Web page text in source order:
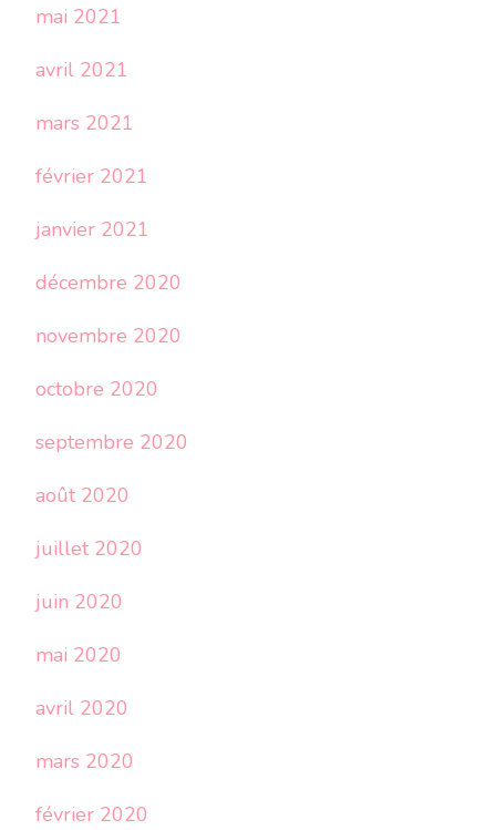
mai 2021
avril 2021
mars 2021
février 2021
janvier 2021
décembre 2020
novembre 2020
octobre 2020
septembre 2020
août 2020
juillet 2020
juin 2020
mai 2020
avril 2020
mars 2020
février 2020